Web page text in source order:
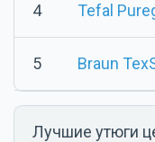
4 Tefal
5 Braun
Лучшие утюги